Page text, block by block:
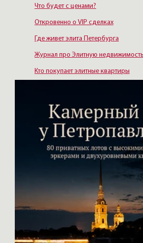
Что будет с ценами?
Откровенно о VIP сделках
Где живет элита Петербурга
Журнал про Элитную недвижимость
Кто покупает элитные квартиры